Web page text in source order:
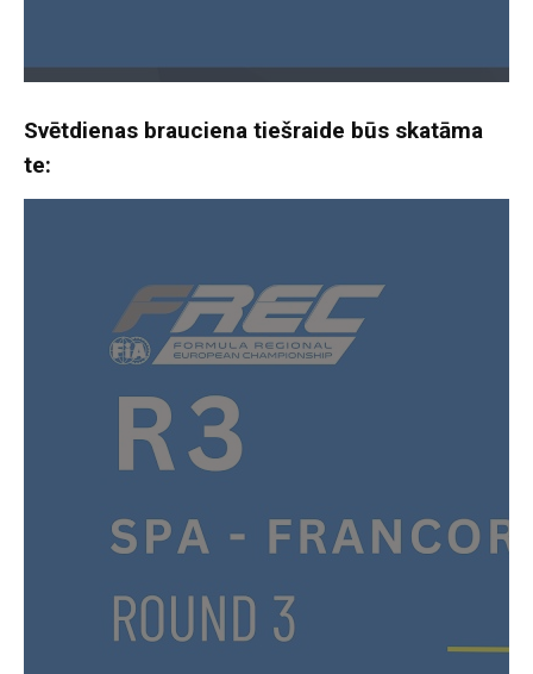
Svētdienas brauciena tiešraide būs skatāma
te: